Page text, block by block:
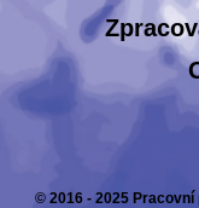
© 2016 - 2025 Pracovní